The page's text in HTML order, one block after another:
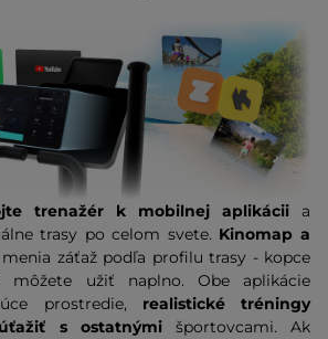
trenažér k mobilnej aplikácii a
trasy po celom svete. Kinomap a
záťaž podľa profilu trasy - kopce
užiť naplno. Obe aplikácie
prostredie, realistické tréningy
s ostatnými športovcami. Ak